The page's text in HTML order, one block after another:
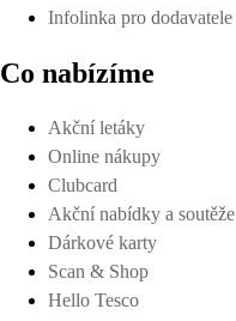
Infolinka pro dodavatele
Co nabízíme
Akční letáky
Online nákupy
Clubcard
Akční nabídky a soutěže
Dárkové karty
Scan & Shop
Hello Tesco